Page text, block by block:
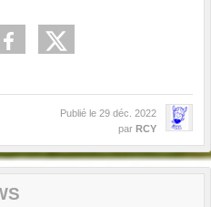
Publié le 29 déc. 2022
par RCY